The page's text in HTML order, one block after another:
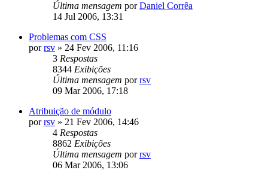
Última mensagem porDaniel Corrêa
14 Jul 2006, 13:31
Problemas com CSS
porrsv » 24 Fev 2006, 11:16
3 Respostas
8344 Exibições
Última mensagem porrsv
09 Mar 2006, 17:18
Atribuição de módulo
porrsv » 21 Fev 2006, 14:46
4 Respostas
8862 Exibições
Última mensagem porrsv
06 Mar 2006, 13:06